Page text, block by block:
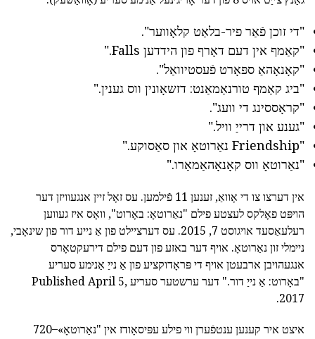
"די זוכן פֿאַר פיר-בלאַט קלאָווער".
"קאַמף אין דעם דאָרף פון הידדען Falls."
"קאָנאָהאַ ספּאָרט פֿעסטיוואַל".
"ביג קאַמף טורנאַמאַנט: דזשאָונין ווס גענין."
"קראָססינג די וועג".
"גענע און דרייַ וויל."
"Friendship נאַרוטאָ און סאַסוקע."
"נאַרוטאָ ווס קאָנאָהאַמאַרו."
אין דערצו צו די אָוואַ, זענען 11 פֿילמען. עס זאָל זיין אנגעוויזן דער
הויפּט פאָלקס לעצטע פילם "נאַרוטאָ: באָרוט", וואָס איז געווען
רעלעאַסעד אויגוסט 7, 2015. עס דערציילט פון אַ נייע דור פון שינאָבי,
ניימלי זון נאַרוטאָ. אויף דער באזע פון דעם פילם דירעקטאָרס
אנגעהויבן ארבעטן אויף די פּראָדוקציע פון אַ נייַ אַנימע סעריע
"באָרוט: אַ נייַ דור." דער ערשטער סעריע Published April 5,
2017.
איצט איר קענען ענטפֿערן ווי פילע עפּיסאָודז אין "נאַרוטאָ» ̶ 720